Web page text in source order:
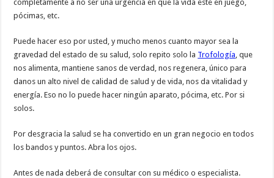
completamente a no ser una urgencia en que la vida este en juego,
pócimas, etc.
Puede hacer eso por usted, y mucho menos cuanto mayor sea la
gravedad del estado de su salud, solo repito solo la Trofología , que
nos alimenta, mantiene sanos de verdad, nos regenera, único para
danos un alto nivel de calidad de salud y de vida, nos da vitalidad y
energía. Eso no lo puede hacer ningún aparato, pócima, etc. Por si
solos.
Por desgracia la salud se ha convertido en un gran negocio en todos
los bandos y puntos. Abra los ojos.
Antes de nada deberá de consultar con su médico o especialista.